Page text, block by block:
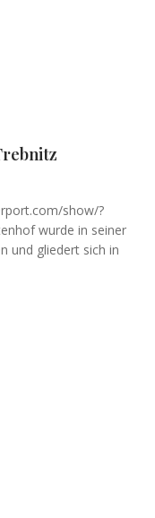
show/?
wurde in seiner
und gliedert sich in